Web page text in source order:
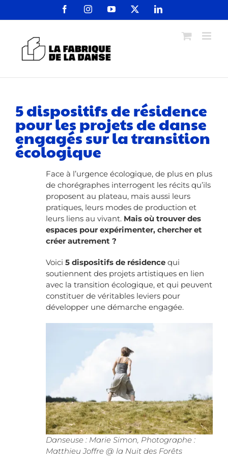
FacebookInstagramYouTube LinkedIn
5 dispositifs de résidence
pour les projets de danse
engagés sur la transition
écologique
Face à l’urgence écologique, de plus en plus
de chorégraphes interrogent les récits qu’ils
proposent au plateau, mais aussi leurs
pratiques, leurs modes de production et
leurs liens au vivant. Mais où trouver des
espaces pour expérimenter, chercher et
créer autrement ?
Voici 5 dispositifs de résidence qui
soutiennent des projets artistiques en lien
avec la transition écologique, et qui peuvent
constituer de véritables leviers pour
développer une démarche engagée.
Danseuse : Marie Simon, Photographe :
Matthieu Joffre @ la Nuit des Forêts